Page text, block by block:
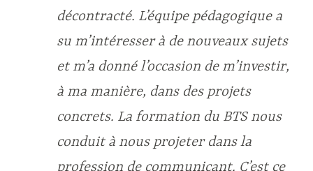
décontracté. L’équipe pédagogique a
su m’intéresser à de nouveaux sujets
et m’a donné l’occasion de m’investir,
à ma manière, dans des projets
concrets. La formation du BTS nous
conduit à nous projeter dans la
profession de communicant. C’est ce